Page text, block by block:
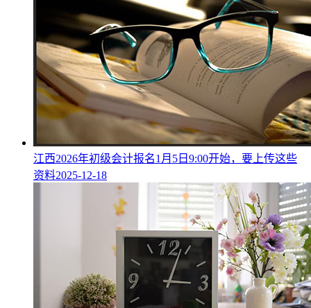
江西2026年初级会计报名1月5日9:00开始，要上传这些
资料2025-12-18